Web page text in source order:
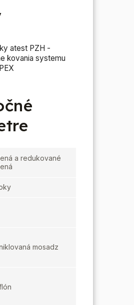
atest PZH -
kovania systemu
a redukované
mosadz